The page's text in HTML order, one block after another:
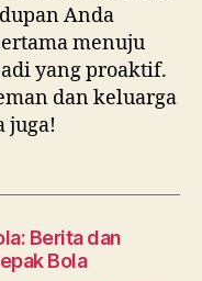
Anda
menuju
yang proaktif.
dan keluarga
juga!
Berita dan
Bola